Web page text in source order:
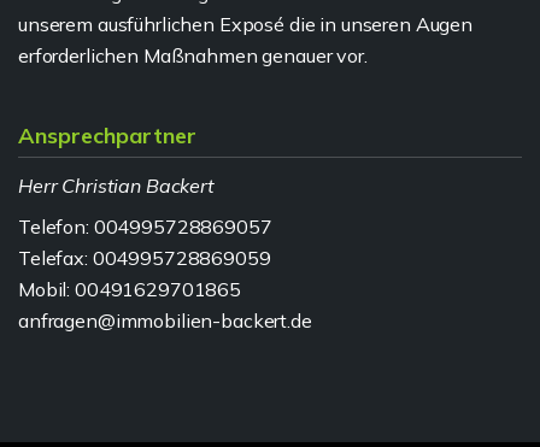
unserem ausführlichen Exposé die in unseren Augen
erforderlichen Maßnahmen genauer vor.
Ansprechpartner
Herr Christian Backert
Telefon: 004995728869057
Telefax: 004995728869059
Mobil: 00491629701865
anfragen@immobilien-backert.de